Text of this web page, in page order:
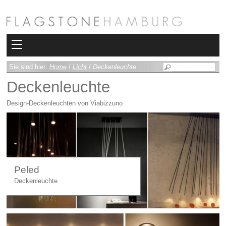
Kollektionen
Bad
Heizkörper
Fliesen
Sauna und Hamam
Kamin
Rimadesio
Sie sind hier: Home / Licht / Deckenleuchte
Deckenleuchte
Design-Deckenleuchten von Viabizzuno
Peled
Deckenleuchte